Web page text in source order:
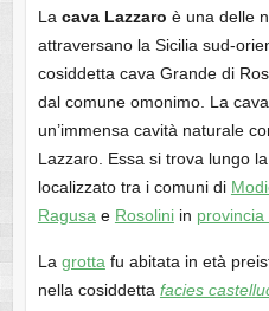
La cava Lazzaro è una delle
attraversano la Sicilia sud-
cosiddetta cava Grande di
dal comune omonimo. La
un’immensa cavità naturale
Lazzaro. Essa si trova lungo
localizzato tra i comuni di
Ragusa e Rosoliniin provincia
La grotta fu abitata in età
nella cosiddetta facies